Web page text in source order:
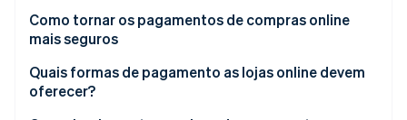
Como tornar os pagamentos de compras online
mais seguros
Ativar a criptografia Secure Sockets Layer (SSL)
Quais formas de pagamento as lojas online devem
oferecer?